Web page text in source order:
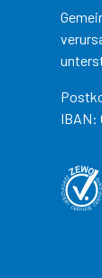
IBAN: